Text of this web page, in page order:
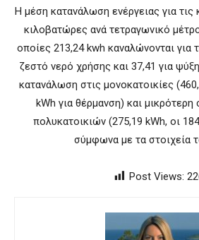
Η μέση κατανάλωση ενέργειας για τις
κιλοβατώρες ανά τετραγωνικό
οποίες 213,24 kwh καναλώνονται για
ζεστό νερό χρήσης και 37,41 για
κατανάλωση στις μονοκατοικίες
kWh για θέρμανση) και μικρότερη
πολυκατοικιών (275,19 kWh, οι
σύμφωνα με τα στοιχεία
Post Views: